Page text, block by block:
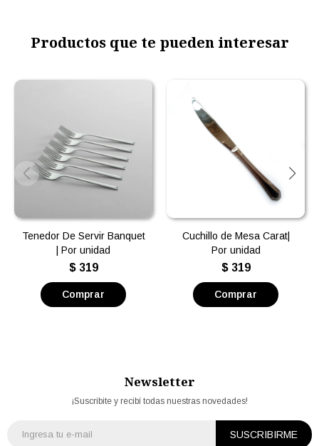
Productos que te pueden interesar
Tenedor De Servir Banquet
| Por unidad
$ 319
Cuchillo de Mesa Carat|
Por unidad
$ 319
Newsletter
¡Suscribite y recibí todas nuestras novedades!
SUSCRIBIRME